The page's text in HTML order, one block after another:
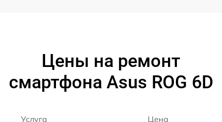
Цены на ремонт
смартфона Asus ROG 6D
Услуга Цена